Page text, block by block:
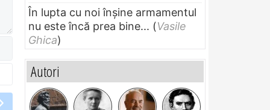
În lupta cu noi înșine armamentul
nu este încă prea bine... (Vasile
Ghica)
Autori